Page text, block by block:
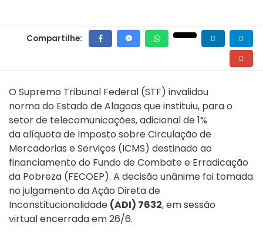
Compartilhe:
O Supremo Tribunal Federal (STF) invalidou
norma do Estado de Alagoas que instituiu, para o
setor de telecomunicações, adicional de 1%
da alíquota de Imposto sobre Circulação de
Mercadorias e Serviços (ICMS) destinado ao
financiamento do Fundo de Combate e Erradicação
da Pobreza (FECOEP). A decisão unânime foi tomada
no julgamento da Ação Direta de
Inconstitucionalidade (ADI) 7632, em sessão
virtual encerrada em 26/6.